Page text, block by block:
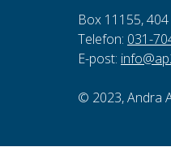
Box 11155,
Telefon: 031-
E-post:
© 2023, Andra